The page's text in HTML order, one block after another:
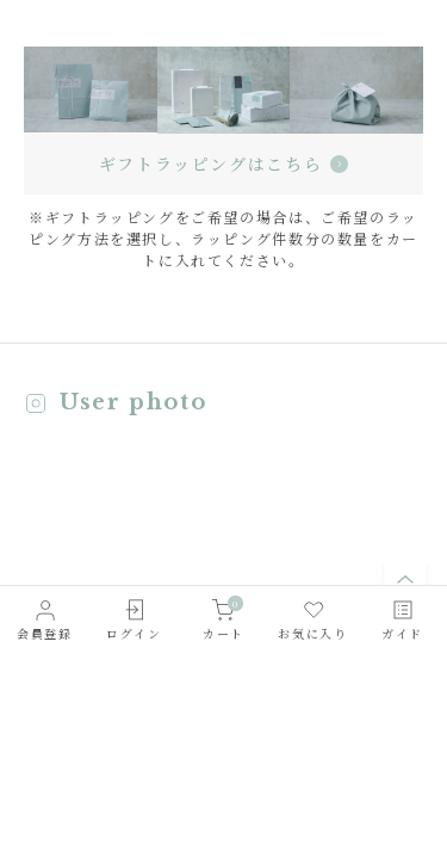
会員登録 ログイン
0
カート お気に入り ガイド
ギフトラッピングはこちら
※ギフトラッピングをご希望の場合は、ご希望のラッ
ピング方法を選択し、ラッピング件数分の数量をカー
トに入れてください。
User photo
会社概要